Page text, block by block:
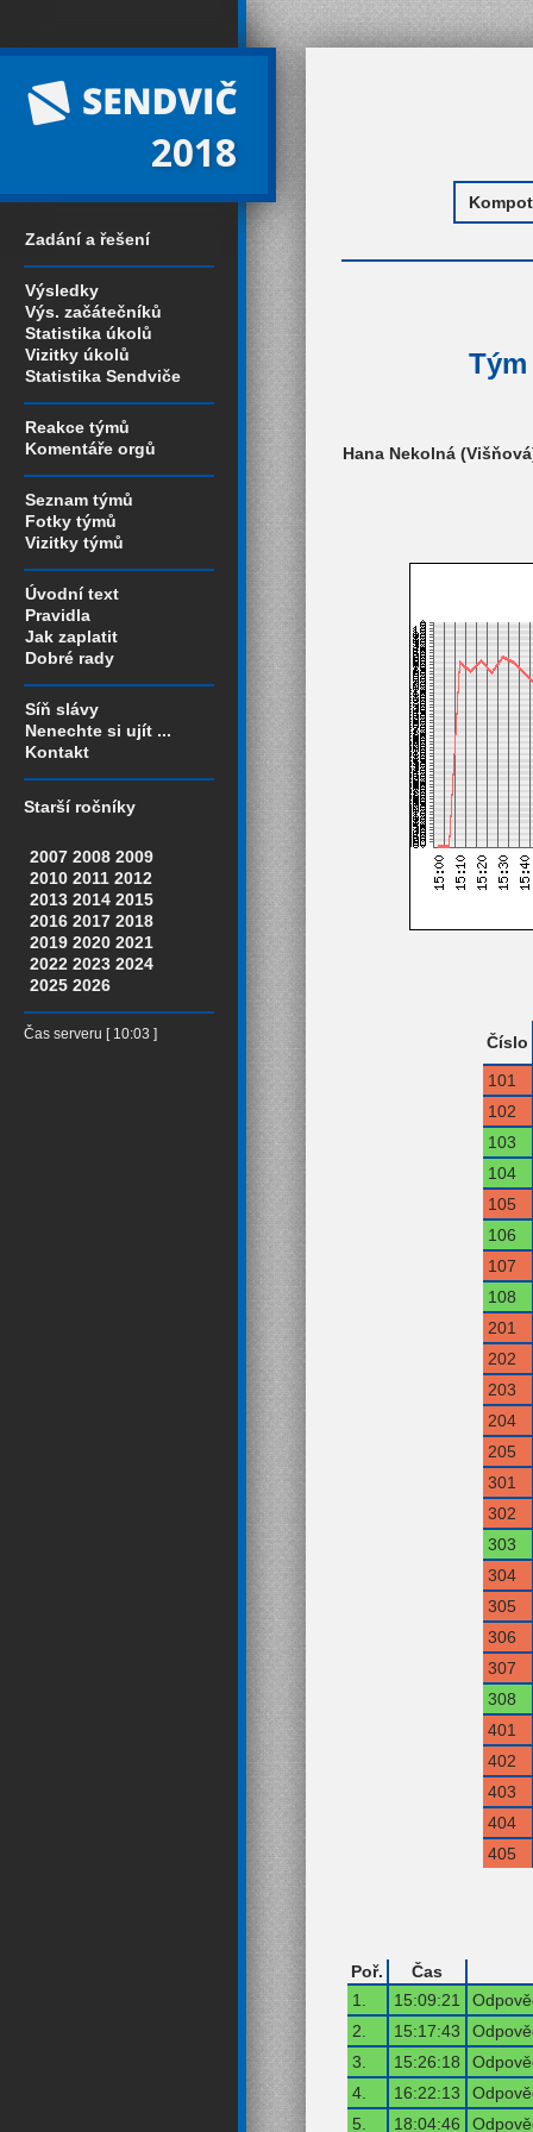
2018
Zadání a řešení
Výsledky
Výs. začátečníků
Statistika úkolů
Vizitky úkolů
Statistika Sendviče
Reakce týmů
Komentáře orgů
Seznam týmů
Fotky týmů
Vizitky týmů
Úvodní text
Pravidla
Jak zaplatit
Dobré rady
Síň slávy
Nenechte si ujít ...
Kontakt
Starší ročníky
2007 2008 2009
2010 2011 2012
2013 2014 2015
2016 2017 2018
2019 2020 2021
2022 2023 2024
2025 2026
Čas serveru [ 10:03 ]
Hana Nekolná
Číslo
101
102
103
104
105
106
107
108
201
202
203
204
205
301
302
303
304
305
306
307
308
401
402
403
404
405
Poř.
Čas
1.
15:09:21
2.
15:17:43
3.
15:26:18
4.
16:22:13
5.
18:04:46